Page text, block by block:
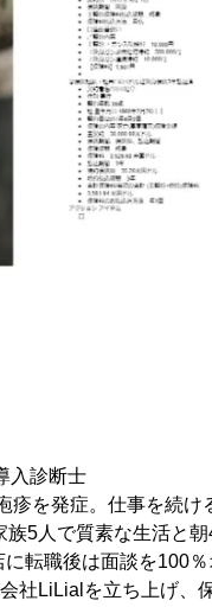
入診断士
疹を発症。仕事を続け
5人で質素な生活と
転職後は面談を100
社LiLialを立ち上げ、